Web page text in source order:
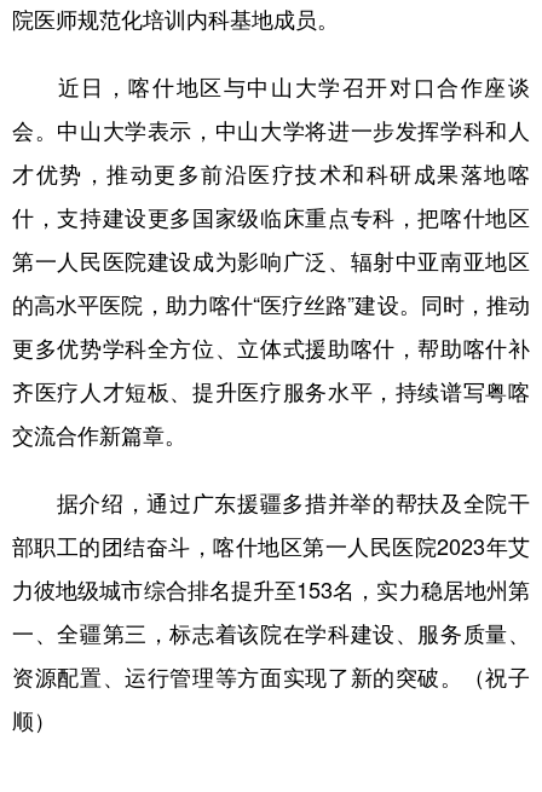
院医师规范化培训内科基地成员。
近日，喀什地区与中山大学召开对口合作座谈
会。中山大学表示，中山大学将进一步发挥学科和人
才优势，推动更多前沿医疗技术和科研成果落地喀
什，支持建设更多国家级临床重点专科，把喀什地区
第一人民医院建设成为影响广泛、辐射中亚南亚地区
的高水平医院，助力喀什“医疗丝路”建设。同时，推动
更多优势学科全方位、立体式援助喀什，帮助喀什补
齐医疗人才短板、提升医疗服务水平，持续谱写粤喀
交流合作新篇章。
据介绍，通过广东援疆多措并举的帮扶及全院干
部职工的团结奋斗，喀什地区第一人民医院2023年艾
力彼地级城市综合排名提升至153名，实力稳居地州第
一、全疆第三，标志着该院在学科建设、服务质量、
资源配置、运行管理等方面实现了新的突破。（祝子
顺）